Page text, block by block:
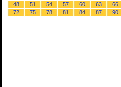
48
51 54 57 60 63 66
72
75 78 81 84 87 90